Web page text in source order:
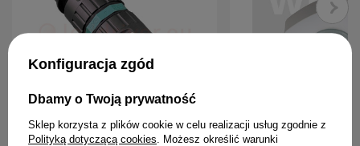
Wodoodporne złącze elektryczne
Damik 5PIN IP68 450V bezśrubowe
DAMIK Czujnik czujka
360° 2000W Biały
Konfiguracja zgód
Dbamy o Twoją prywatność
Sklep korzysta z plików cookie w celu realizacji usług zgodnie z
Polityką dotyczącą cookies . Możesz określić warunki